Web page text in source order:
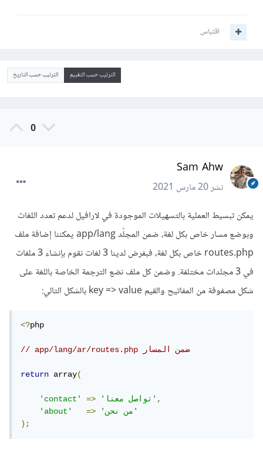
اقتباس
الترتيب حسب التقييم الترتيب حسب التاريخ
0
Sam Ahw
نشر20 مارس 2021
يمكن تبسيط العملية بالتسهيلات الموجودة في لارافيل لدعم تعدد اللغات
وبوضع مسار خاص بكل لغة، ضمن المجلّد app/lang يمكننا إضافة ملف
routes.php خاص بكل لغة، فبفرض لدينا 3 لغات نقوم بإنشاء 3 ملفات
في 3 مجلدات مختلفة. وضمن كل ملف نضع الترجمة الخاصة باللغة على
شكل مصفوفة من المفاتيح والقيم key => value بالشكل التالي:
<?php
// app/lang/ar/routes.php ضمن المسار
return array(
'contact' => 'تواصل معنا',
'about'
=>
'من نحن'
);